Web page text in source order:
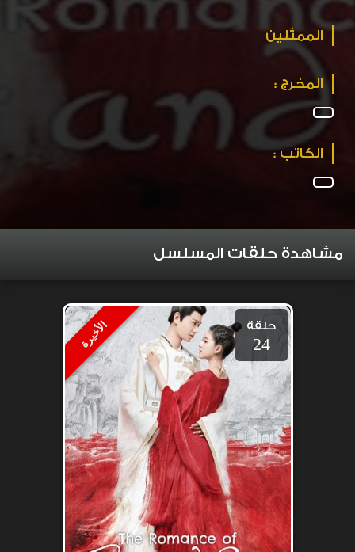
الممثلين
المخرج :
الكاتب :
مشاهدة حلقات المسلسل
الأخيرة حلقة
24